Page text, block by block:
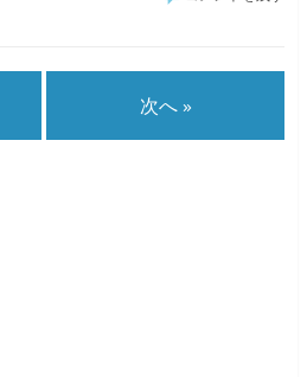
次へ »